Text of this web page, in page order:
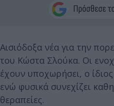
Αισιόδοξα νέα για την
του Κώστα Σλούκα. Oι
έχουν υποχωρήσει, ο
ενώ φυσικά συνεχίζει
θεραπείες.